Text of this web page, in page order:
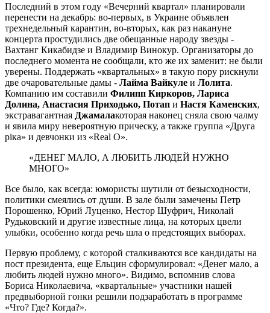
Последний в этом году «Вечерний квартал» планировали
перенести на декабрь: во-первых, в Украине объявлен
трехнедельный карантин, во-вторых, как раз накануне
концерта простудились две обещанные народу звезды -
Вахтанг Кикабидзе и Владимир Винокур. Организаторы до
последнего момента не сообщали, кто же их заменит: не были
уверены. Поддержать «квартальных» в такую пору рискнули
две очаровательные дамы - Лайма Вайкуле и Лолита.
Компанию им составили Филипп Киркоров, Лариса
Долина, Анастасия Приходько, Потап и Настя Каменских,
экстравагантная Джамалакоторая наконец сняла свою чалму
и явила миру невероятную прическу, а также группа «Друга
рiка» и девчонки из «Real O».
«ДЕНЕГ МАЛО, А ЛЮБИТЬ ЛЮДЕЙ НУЖНО
МНОГО»
Все было, как всегда: юмористы шутили от безысходности,
политики смеялись от души. В зале были замечены Петр
Порошенко, Юрий Луценко, Нестор Шуфрич, Николай
Рудьковский и другие известные лица, на которых цвели
улыбки, особенно когда речь шла о предстоящих выборах.
Первую проблему, с которой сталкиваются все кандидаты на
пост президента, еще Ельцин сформулировал: «Денег мало, а
любить людей нужно много». Видимо, вспомнив слова
Бориса Николаевича, «квартальные» участники нашей
предвыборной гонки решили подзаработать в программе
«Что? Где? Когда?».